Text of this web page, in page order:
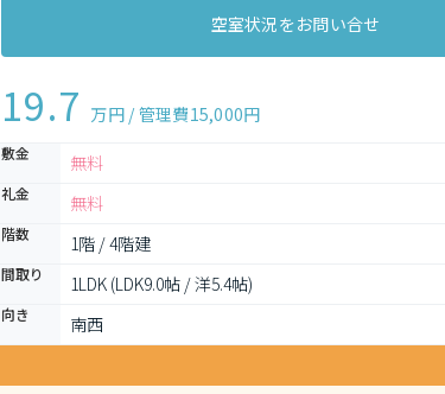
空室状況をお問い合せ
19.7 万円 / 管理費15,000円
敷金 無料
礼金 無料
階数 1階 / 4階建
間取り 1LDK (LDK9.0帖 / 洋5.4帖)
向き
南西